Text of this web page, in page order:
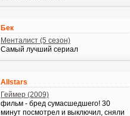
Бек
Менталист (5 сезон)
Самый лучший сериал
Allstars
Геймер (2009)
фильм - бред сумасшедшего! 30
минут посмотрел и выключил, сняли